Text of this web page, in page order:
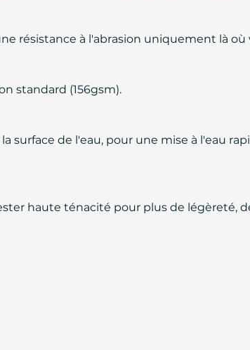
résistance à l'abrasion uniquement là où
standard (156gsm).
de l'eau, pour une mise à l'eau
haute ténacité pour plus de légèreté,